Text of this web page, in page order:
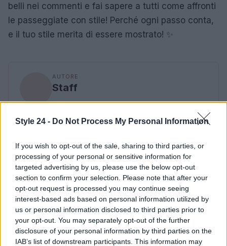
Style 24 - Do Not Process My Personal Information
If you wish to opt-out of the sale, sharing to third parties, or
processing of your personal or sensitive information for
targeted advertising by us, please use the below opt-out
section to confirm your selection. Please note that after your
opt-out request is processed you may continue seeing
interest-based ads based on personal information utilized by
us or personal information disclosed to third parties prior to
your opt-out. You may separately opt-out of the further
disclosure of your personal information by third parties on the
IAB’s list of downstream participants. This information may
belli nei commenti e fai sapere a tutti come affronti
le passeggiate con stile! Perché ogni passo conta,
e il tuo stile merita di essere mostrato! ✨
AUTORE
Staff